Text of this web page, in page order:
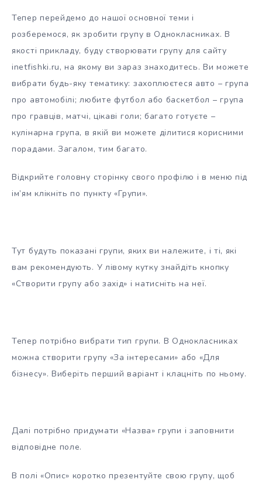
Тепер перейдемо до нашої основної теми і
розберемося, як зробити групу в Однокласниках. В
якості прикладу, буду створювати групу для сайту
inetfishki.ru, на якому ви зараз знаходитесь. Ви можете
вибрати будь-яку тематику: захоплюєтеся авто – група
про автомобілі; любите футбол або баскетбол – група
про гравців, матчі, цікаві голи; багато готуєте –
кулінарна група, в якій ви можете ділитися корисними
порадами. Загалом, тим багато.
Відкрийте головну сторінку свого профілю і в меню під
ім’ям клікніть по пункту «Групи».
Тут будуть показані групи, яких ви належите, і ті, які
вам рекомендують. У лівому кутку знайдіть кнопку
«Створити групу або захід» і натисніть на неї.
Тепер потрібно вибрати тип групи. В Однокласниках
можна створити групу «За інтересами» або «Для
бізнесу». Виберіть перший варіант і клацніть по ньому.
Далі потрібно придумати «Назва» групи і заповнити
відповідне поле.
В полі «Опис» коротко презентуйте свою групу, щоб